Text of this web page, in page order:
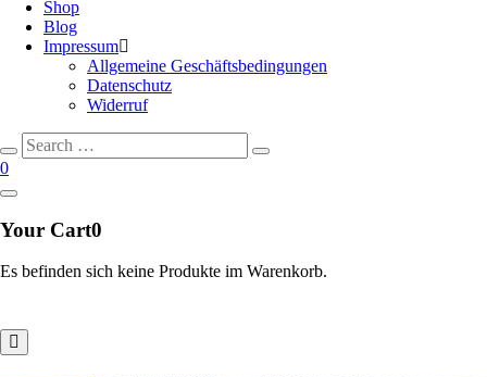
Shop
Blog
Impressum
Allgemeine Geschäftsbedingungen
Datenschutz
Widerruf
Search
for:
Search
0
Your Cart0
Es befinden sich keine Produkte im Warenkorb.